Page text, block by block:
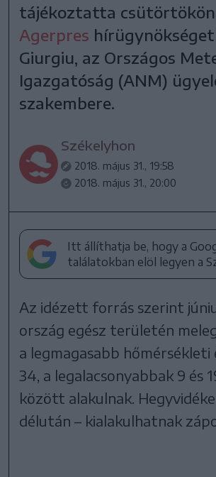
tájékoztatta
Agerpres
Giurgiu, az Országos
Igazgatóság (ANM)
szakembere.
Székelyhon
2018. május 31., 19:58
2018. május 31., 20:00
Itt állíthatja be, hogy a
találatokban elöl legyen a
Az idézett forrás szerint
ország egész területén
a legmagasabb hőmérsékleti
34, a legalacsonyabbak 9 és
között alakulnak.
délután – kialakulhatnak